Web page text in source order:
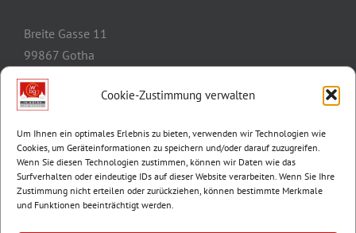
Cookie-Zustimmung verwalten
Um Ihnen ein optimales Erlebnis zu bieten, verwenden wir Technologien wie
Cookies, um Geräteinformationen zu speichern und/oder darauf zuzugreifen.
Wenn Sie diesen Technologien zustimmen, können wir Daten wie das
Surfverhalten oder eindeutige IDs auf dieser Website verarbeiten. Wenn Sie Ihre
Zustimmung nicht erteilen oder zurückziehen, können bestimmte Merkmale
und Funktionen beeinträchtigt werden.
Breite Gasse 11
99867 Gotha
Telefon:
E-Mail:
info@wbg-gotha.de